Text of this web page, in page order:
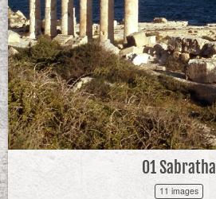
01 Sabratha
11 images